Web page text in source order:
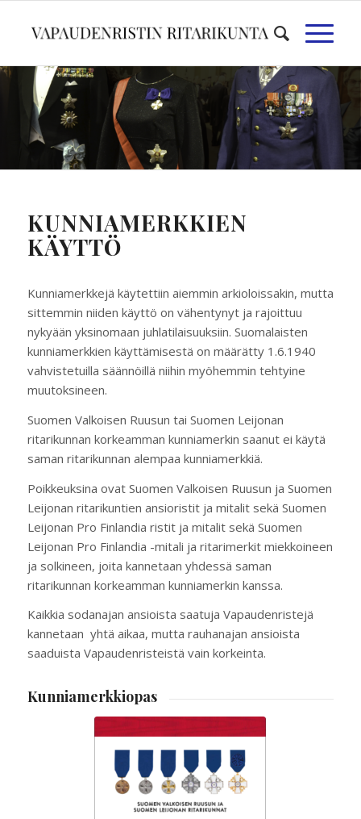
KUNNIAMERKKIEN
KÄYTTÖ
Kunniamerkkejä käytettiin aiemmin arkioloissakin, mutta
sittemmin niiden käyttö on vähentynyt ja rajoittuu
nykyään yksinomaan juhlatilaisuuksiin. Suomalaisten
kunniamerkkien käyttämisestä on määrätty 1.6.1940
vahvistetuilla säännöillä niihin myöhemmin tehtyine
muutoksineen.
Suomen Valkoisen Ruusun tai Suomen Leijonan
ritarikunnan korkeamman kunniamerkin saanut ei käytä
saman ritarikunnan alempaa kunniamerkkiä.
Poikkeuksina ovat Suomen Valkoisen Ruusun ja Suomen
Leijonan ritarikuntien ansioristit ja mitalit sekä Suomen
Leijonan Pro Finlandia ristit ja mitalit sekä Suomen
Leijonan Pro Finlandia -mitali ja ritarimerkit miekkoineen
ja solkineen, joita kannetaan yhdessä saman
ritarikunnan korkeamman kunniamerkin kanssa.
Kaikkia sodanajan ansioista saatuja Vapaudenristejä
kannetaan yhtä aikaa, mutta rauhanajan ansioista
saaduista Vapaudenristeistä vain korkeinta.
Kunniamerkkiopas